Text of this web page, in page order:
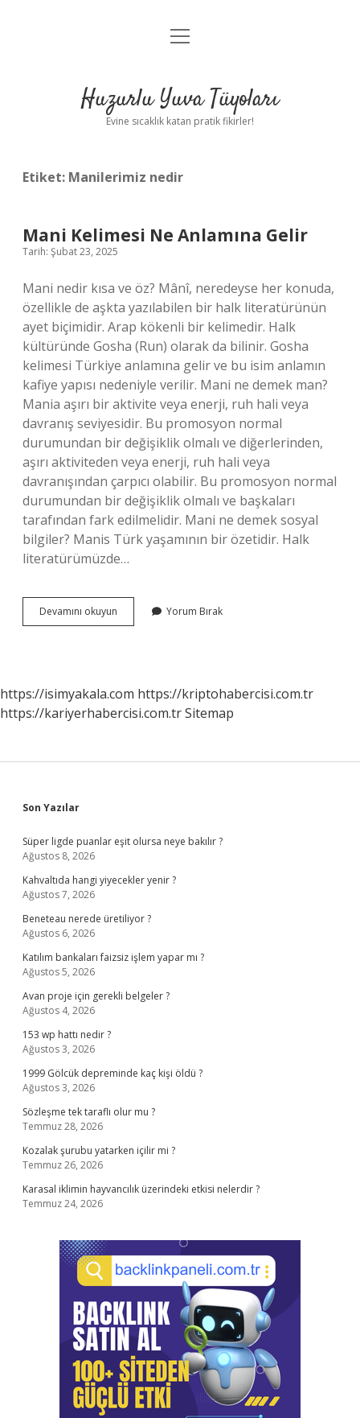
Anasayfa
Yasal Uyarı
menüyü
Huzurlu Yuva Tüyoları
Evine sıcaklık katan pratik fikirler!
Etiket: Manilerimiz nedir
Mani Kelimesi Ne Anlamına Gelir
Tarih: Şubat 23, 2025
Mani nedir kısa ve öz? Mânî, neredeyse her konuda,
özellikle de aşkta yazılabilen bir halk literatürünün
ayet biçimidir. Arap kökenli bir kelimedir. Halk
kültüründe Gosha (Run) olarak da bilinir. Gosha
kelimesi Türkiye anlamına gelir ve bu isim anlamın
kafiye yapısı nedeniyle verilir. Mani ne demek man?
Mania aşırı bir aktivite veya enerji, ruh hali veya
davranış seviyesidir. Bu promosyon normal
durumundan bir değişiklik olmalı ve diğerlerinden,
aşırı aktiviteden veya enerji, ruh hali veya
davranışından çarpıcı olabilir. Bu promosyon normal
durumundan bir değişiklik olmalı ve başkaları
tarafından fark edilmelidir. Mani ne demek sosyal
bilgiler? Manis Türk yaşamının bir özetidir. Halk
literatürümüzde…
Devamını okuyun
Kelimesi
Yorum Bırak
https://isimyakala.com https://kriptohabercisi.com.tr
https://kariyerhabercisi.com.trSitemap
Sidebar
Son Yazılar
Süper ligde puanlar eşit olursa neye bakılır ?
Ağustos 8, 2026
Kahvaltıda hangi yiyecekler yenir ?
Ağustos 7, 2026
Beneteau nerede üretiliyor ?
Ağustos 6, 2026
Katılım bankaları faizsiz işlem yapar mı ?
Ağustos 5, 2026
Avan proje için gerekli belgeler ?
Ağustos 4, 2026
153 wp hattı nedir ?
Ağustos 3, 2026
1999 Gölcük depreminde kaç kişi öldü ?
Ağustos 3, 2026
Sözleşme tek taraflı olur mu ?
Temmuz 28, 2026
Kozalak şurubu yatarken içilir mi ?
Temmuz 26, 2026
Karasal iklimin hayvancılık üzerindeki etkisi nelerdir ?
Temmuz 24, 2026